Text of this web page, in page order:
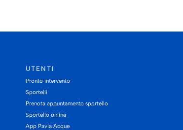
UTENTI
Pronto intervento
Sportelli
Prenota appuntamento sportello
Sportello online
App Pavia Acque